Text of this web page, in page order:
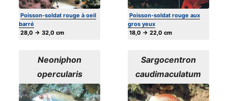
Poisson-soldat rouge à oeil
barré
28,0 → 32,0 cm
Poisson-soldat rouge aux
gros yeux
18,0 → 22,0 cm
Neoniphon
opercularis
Sargocentron
caudimaculatum